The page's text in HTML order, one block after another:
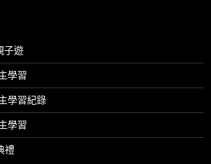
子遊
學習
學習紀錄
學習
禮